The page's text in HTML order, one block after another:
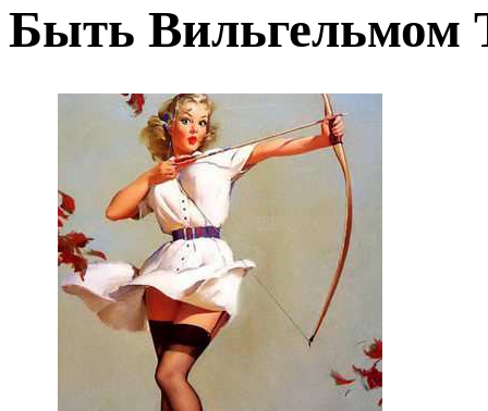
Быть Вильгельмом